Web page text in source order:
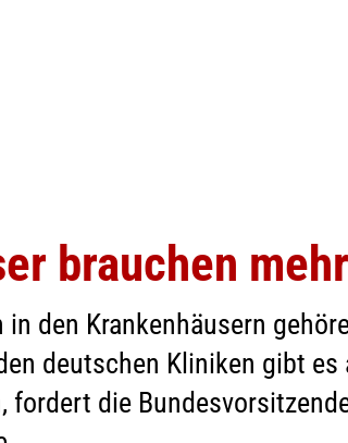
brauchen
den Krankenhäusern
deutschen Kliniken gibt
fordert die